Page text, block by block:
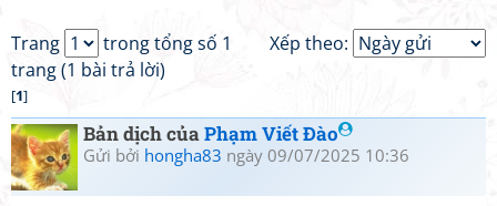
Xếp theo:
Trang
trong tổng số 1
trang (1 bài trả lời)
[1]
Bản dịch củaPhạm Viết Đào
Gửi bởi hongha83 ngày 09/07/2025 10:36